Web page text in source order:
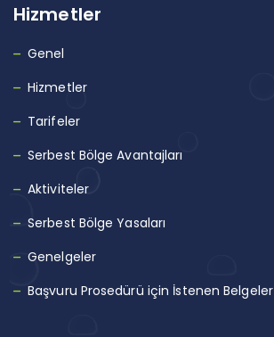
Hizmetler
Genel
Hizmetler
Tarifeler
Serbest Bölge Avantajları
Aktiviteler
Serbest Bölge Yasaları
Genelgeler
Başvuru Prosedürü için İstenen Belgeler